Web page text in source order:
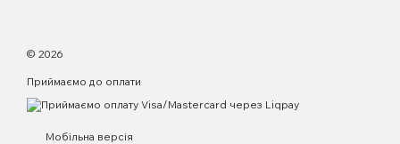
© 2026
Приймаємо до оплати
Мобільна версія